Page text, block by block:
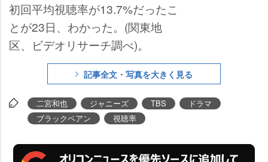
初回平均視聴率が13.7%だったこ
とが23日、わかった。(関東地
区、ビデオリサーチ調べ)。
記事全文・写真を大きく見る
二宮和也 ジャニーズ TBS
ドラマ
ブラックペアン
視聴率